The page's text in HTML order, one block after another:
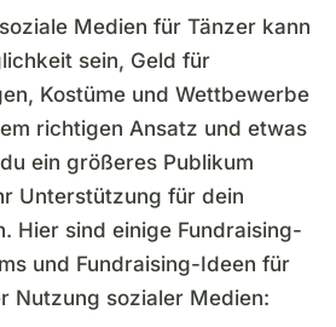
Medien für Tänzer kann
sein, Geld für
Kostüme und Wettbewerbe
richtigen Ansatz und etwas
ein größeres Publikum
Unterstützung für dein
Hier sind einige Fundraising-
und Fundraising-Ideen für
Nutzung sozialer Medien: